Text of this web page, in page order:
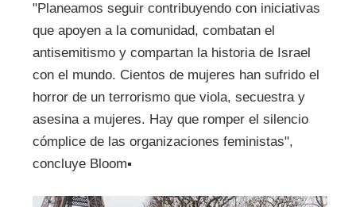
"Planeamos seguir contribuyendo con iniciativas
que apoyen a la comunidad, combatan el
antisemitismo y compartan la historia de Israel
con el mundo. Cientos de mujeres han sufrido el
horror de un terrorismo que viola, secuestra y
asesina a mujeres. Hay que romper el silencio
cómplice de las organizaciones feministas",
concluye Bloom▪